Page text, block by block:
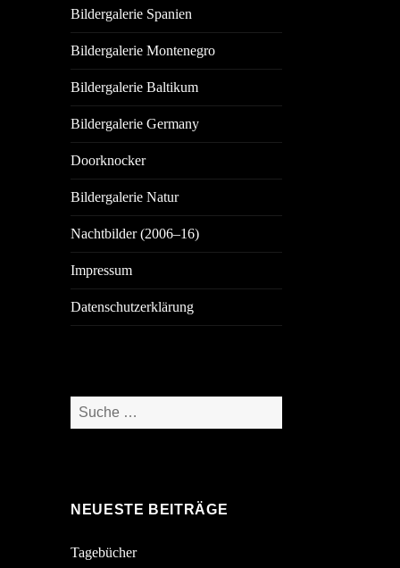
Bildergalerie Spanien
Bildergalerie Montenegro
Bildergalerie Baltikum
Bildergalerie Germany
Doorknocker
Bildergalerie Natur
Nachtbilder (2006–16)
Impressum
Datenschutzerklärung
Suche
nach:
NEUESTE BEITRÄGE
Tagebücher